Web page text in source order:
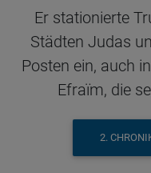
Er stationierte
Städten Judas
Posten ein, auch
Efraïm, die
2.